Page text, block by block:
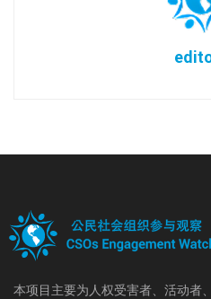
本项目主要为人权受害者、活动者